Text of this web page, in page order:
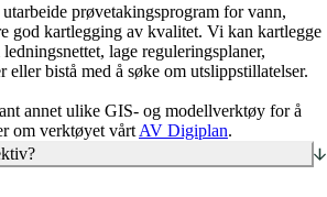
prøvetakingsprogram for vann,
god kartlegging av kvalitet. Vi kan kartlegge
lage reguleringsplaner,
eller bistå med å søke om utslippstillatelser.
annet ulike GIS- og modellverktøy for å
om verktøyet vårt AV Digiplan.